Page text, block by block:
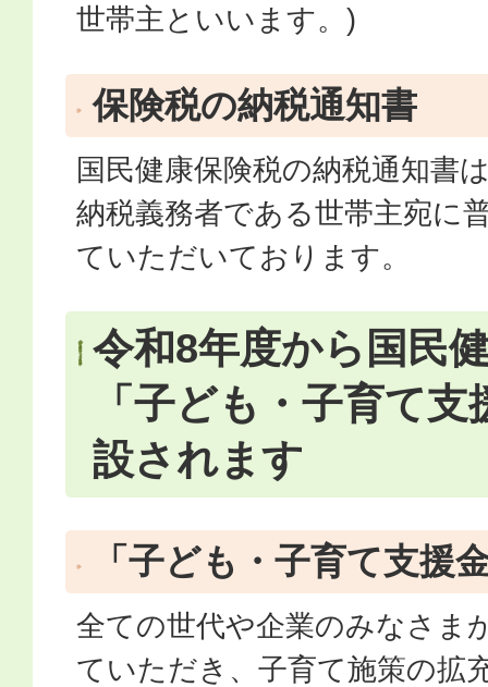
世帯主といいます。)
保険税の納税通知書
国民健康保険税の納税通知書
納税義務者である世帯主宛に
ていただいております。
令和8年度から国民
「子ども・子育て
設されます
「子ども・子育て支援
全ての世代や企業のみなさま
ていただき、子育て施策の拡